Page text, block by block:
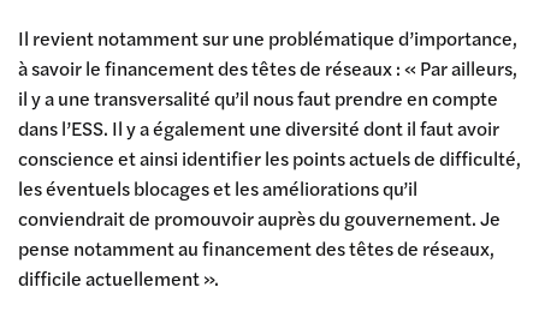
Il revient notamment sur une problématique d’importance,
à savoir le financement des têtes de réseaux : « Par ailleurs,
il y a une transversalité qu’il nous faut prendre en compte
dans l’ESS. Il y a également une diversité dont il faut avoir
conscience et ainsi identifier les points actuels de difficulté,
les éventuels blocages et les améliorations qu’il
conviendrait de promouvoir auprès du gouvernement. Je
pense notamment au financement des têtes de réseaux,
difficile actuellement ».